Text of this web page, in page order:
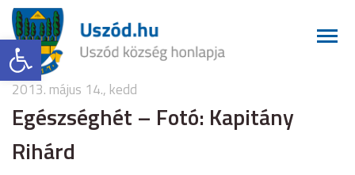
Eszköztár megnyitása
2013. május 14., kedd
Egészséghét – Fotó: Kapitány
Rihárd